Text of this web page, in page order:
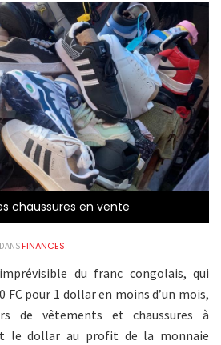
chaussures en vente
FINANCES
du franc congolais, qui
FC pour 1 dollar en moins d’un mois,
de vêtements et chaussures à
le dollar au profit de la monnaie